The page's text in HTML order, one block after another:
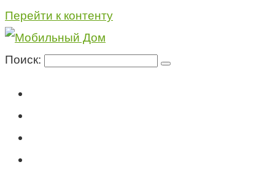
Перейти к контенту
Поиск: